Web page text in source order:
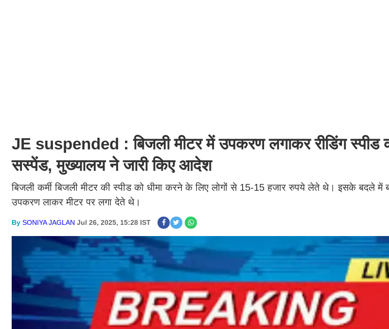
JE suspended : बिजली मीटर में उपकरण लगाकर रीडिंग
सस्पेंड, मुख्यालय ने जारी किए आदेश
बिजली कर्मी बिजली मीटर की स्पीड को धीमा करने के लिए लोगों से 15-15 हजार रुपये लेते थे। इसके बदले में
उपकरण लाकर मीटर पर लगा देते थे।
By SONIYA JAGLAN Jul 26, 2025, 15:28 IST